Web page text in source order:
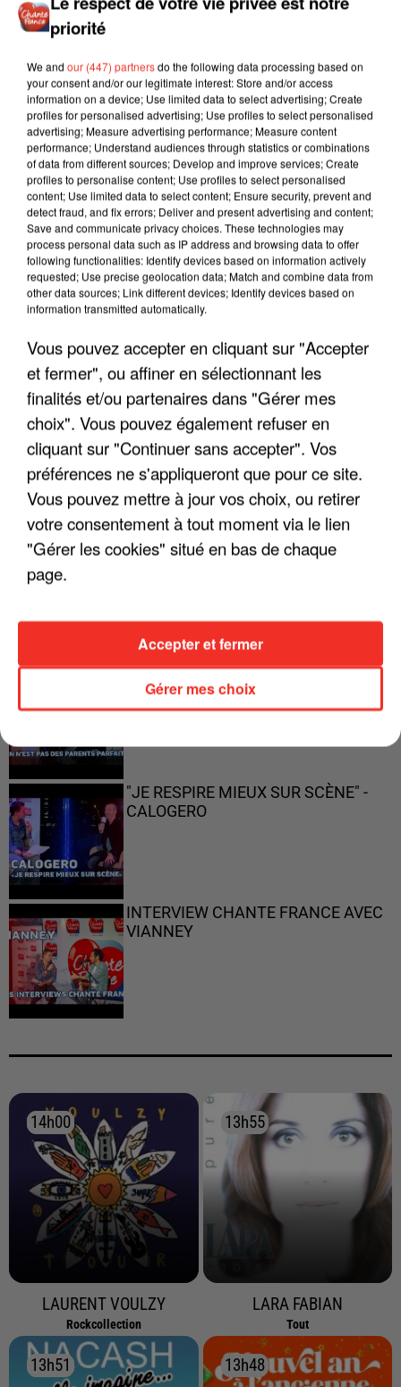
LES INTERVIEWS CHANTE
FRANCE
Voir plus
"JE SUIS À DISPOSITION DES
ENFOIRÉS"
"ON A TOUS LE TRAC"
"ON N'EST PAS DES PARENTS
PARFAITS"
"JE RESPIRE MIEUX SUR SCÈNE" -
CALOGERO
INTERVIEW CHANTE FRANCE AVEC
VIANNEY
14h00
14h00
LAURENT VOULZY
Rockcollection
13h55
13h55
LARA FABIAN
Tout
13h51
13h51 13h48
13h48
priorité
We and our (447) partnersdo the following data processing based on
your consent and/or our legitimate interest: Store and/or access
information on a device; Use limited data to select advertising; Create
profiles for personalised advertising; Use profiles to select personalised
advertising; Measure advertising performance; Measure content
performance; Understand audiences through statistics or combinations
of data from different sources; Develop and improve services; Create
profiles to personalise content; Use profiles to select personalised
content; Use limited data to select content; Ensure security, prevent and
detect fraud, and fix errors; Deliver and present advertising and content;
Save and communicate privacy choices. These technologies may
process personal data such as IP address and browsing data to offer
following functionalities: Identify devices based on information actively
requested; Use precise geolocation data; Match and combine data from
other data sources; Link different devices; Identify devices based on
information transmitted automatically.
Vous pouvez accepter en cliquant sur "Accepter
et fermer", ou affiner en sélectionnant les
finalités et/ou partenaires dans "Gérer mes
choix". Vous pouvez également refuser en
cliquant sur "Continuer sans accepter". Vos
préférences ne s'appliqueront que pour ce site.
Vous pouvez mettre à jour vos choix, ou retirer
votre consentement à tout moment via le lien
"Gérer les cookies" situé en bas de chaque
page.
Gérer mes choix
Accepter et fermer